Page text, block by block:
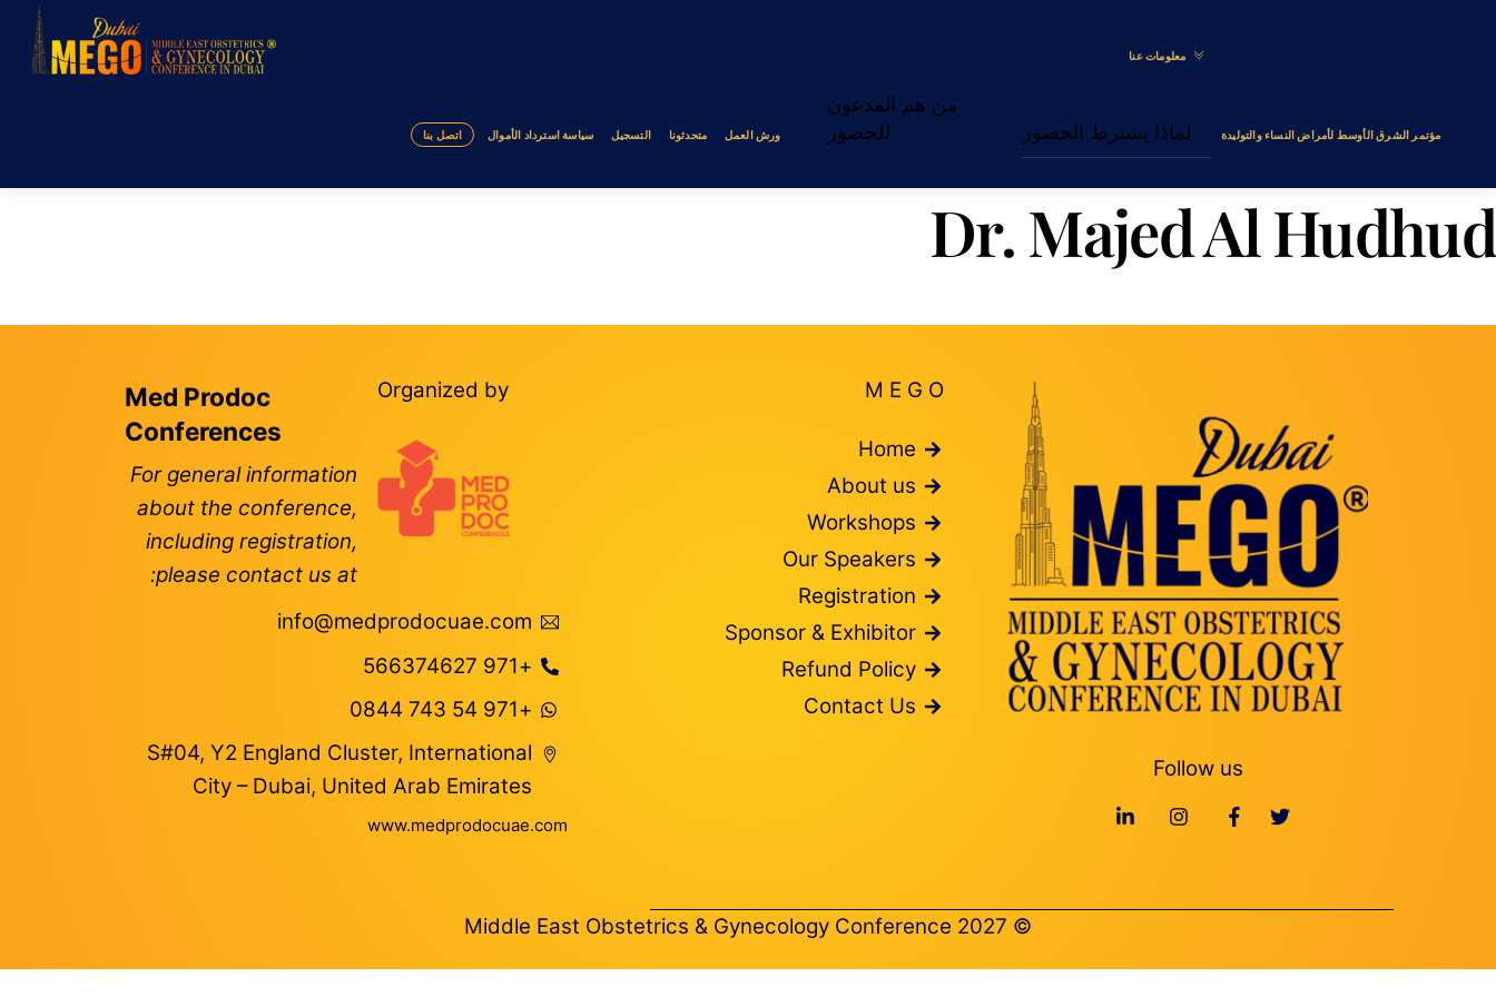
مؤتمر الشرق الأوسط لأمراض النساء والتوليدة
معلومات عنا
لماذا يشترط الحضور
من هم المدعون
للحضور
ورش العمل متحدثونا التسجيل سياسة استرداد الأموال اتصل بنا
Dr. Majed Al Hudhud
Follow us
MEGO
Home
About us
Workshops
Our Speakers
Registration
Sponsor & Exhibitor
Refund Policy
Contact Us
Organized by
Med Prodoc
Conferences
For general information
about the conference,
including registration,
please contact us at:
info@medprodocuae.com
+971 566374627
+971 54 743 0844
S#04, Y2 England Cluster, International
City – Dubai, United Arab Emirates
www.medprodocuae.com
© Middle East Obstetrics & Gynecology Conference 2027